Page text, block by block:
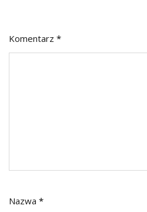
Komentarz *
Nazwa *